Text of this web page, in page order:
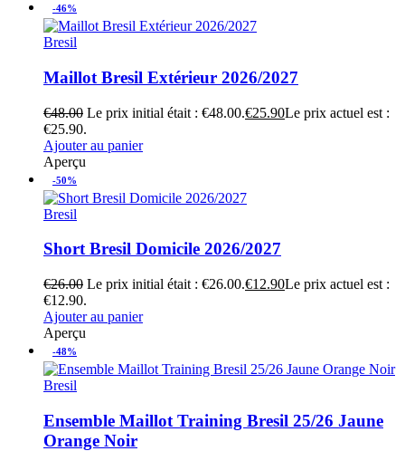
-46%
Bresil
Maillot Bresil Extérieur 2026/2027
€48.00 Le prix initial était : €48.00.€25.90Le prix actuel est :
€25.90.
Ajouter au panier
Aperçu
-50%
Bresil
Short Bresil Domicile 2026/2027
€26.00 Le prix initial était : €26.00.€12.90Le prix actuel est :
€12.90.
Ajouter au panier
Aperçu
-48%
Bresil
Ensemble Maillot Training Bresil 25/26 Jaune
Orange Noir